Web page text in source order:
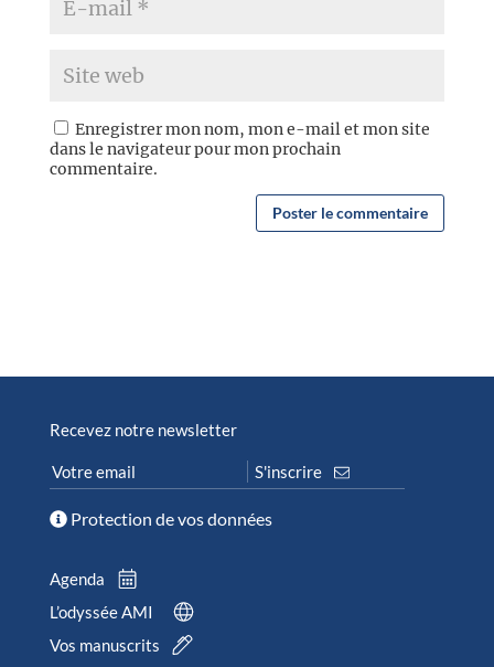
Enregistrer mon nom, mon e-mail et mon site
dans le navigateur pour mon prochain
commentaire.
Recevez notre newsletter
Protection de vos données
Agenda
L’odyssée AMI
Vos manuscrits